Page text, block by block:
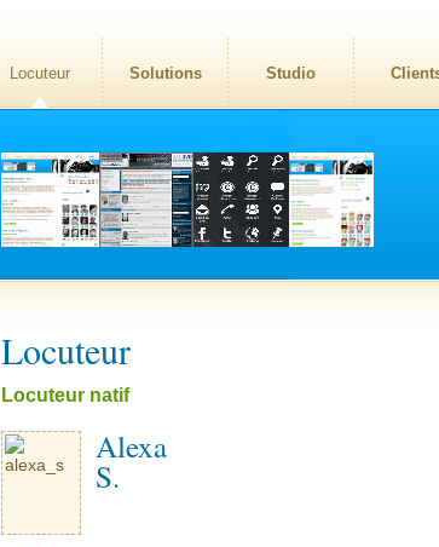
Locuteur Solutions Studio
Locuteur
Locuteur natif
Alexa
S.